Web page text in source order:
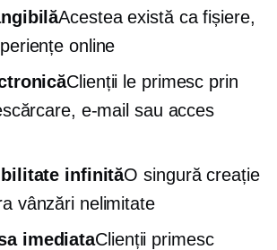
Acestea există ca fișiere,
online
Clienții le primesc prin
e-mail sau acces
infinităO singură creație
vânzări nelimitate
imediataClienții primesc